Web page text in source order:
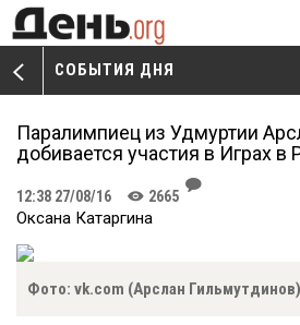
СОБЫТИЯ ДНЯ
W
Паралимпиец из Удмуртии
добивается участия в Играх в
12:38 27/08/16 K 2665
J
Оксана Катаргина
Фото: vk.com (Арслан Гильмутдинов)